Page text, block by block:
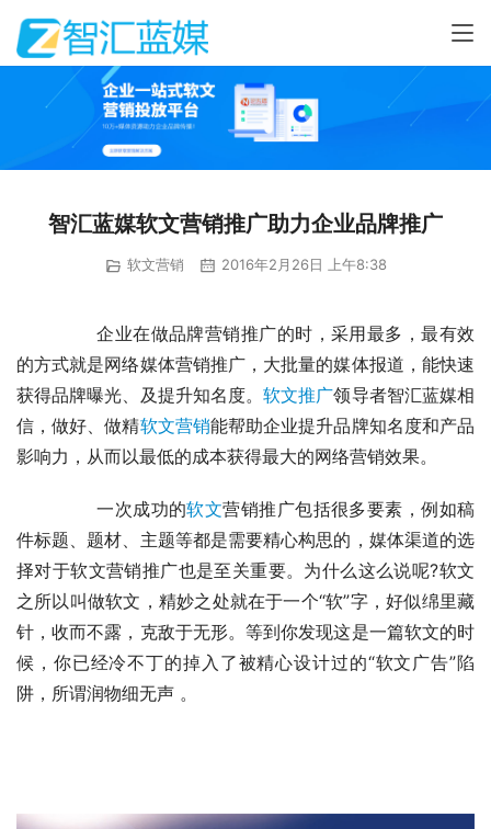
智汇蓝媒软文营销推广助力企业品牌推广
软文营销 2016年2月26日 上午8:38
的方式就是网络媒体营销推广，大批量的媒体报道，能快速
获得品牌曝光、及提升知名度。软文推广领导者智汇蓝媒相
信，做好、做精软文营销能帮助企业提升品牌知名度和产品
影响力，从而以最低的成本获得最大的网络营销效果。
	　　一次成功的
软文营销推广包括很多要素，例如稿
件标题、题材、主题等都是需要精心构思的，媒体渠道的选
择对于软文营销推广也是至关重要。为什么这么说呢?软文
之所以叫做软文，精妙之处就在于一个“软”字，好似绵里藏
针，收而不露，克敌于无形。等到你发现这是一篇软文的时
候，你已经冷不丁的掉入了被精心设计过的“软文广告”陷
阱，所谓润物细无声 。